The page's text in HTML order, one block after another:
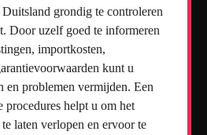
grondig te controleren
Door uzelf goed te informeren
importkosten,
kunt u
en problemen vermijden. Een
procedures helpt u om het
laten verlopen en ervoor te